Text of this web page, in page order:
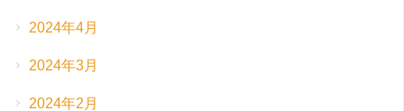
2024年4月
2024年3月
2024年2月